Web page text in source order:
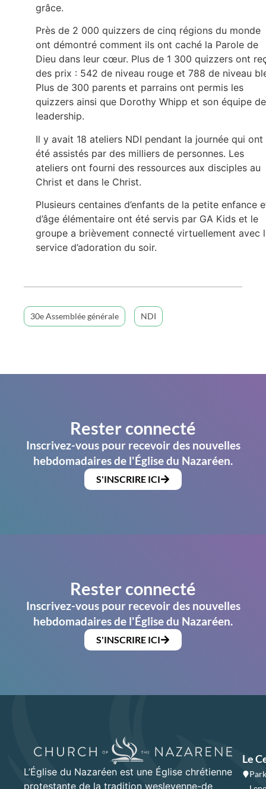
grâce.
Près de 2 000 quizzers de cinq régions du monde
ont démontré comment ils ont caché la Parole de
Dieu dans leur cœur. Plus de 1 300 quizzers ont
des prix : 542 de niveau rouge et 788 de niveau
Plus de 300 parents et parrains ont permis les
quizzers ainsi que Dorothy Whipp et son équipe de
leadership.
Il y avait 18 ateliers NDI pendant la journée qui ont
été assistés par des milliers de personnes. Les
ateliers ont fourni des ressources aux disciples au
Christ et dans le Christ.
Plusieurs centaines d’enfants de la petite enfance
d’âge élémentaire ont été servis par GA Kids et le
groupe a brièvement connecté virtuellement avec
service d’adoration du soir.
30e Assemblée générale NDI
Rester connecté
Inscrivez-vous pour recevoir des nouvelles
hebdomadaires de l'Église du Nazaréen.
S'INSCRIRE ICI
Rester connecté
Inscrivez-vous pour recevoir des nouvelles
hebdomadaires de l'Église du Nazaréen.
S'INSCRIRE ICI
L’Église du Nazaréen est une Église chrétienne
protestante de la tradition wesleyenne-de
Le